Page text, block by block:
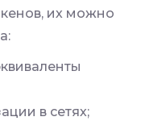
их можно
в сетях;